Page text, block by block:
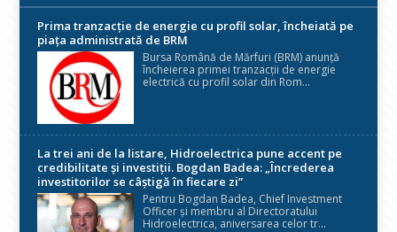
Prima tranzacție de energie cu profil solar, încheiată pe
piața administrată de BRM
Bursa Română de Mărfuri (BRM) anunță
încheierea primei tranzacții de energie
electrică cu profil solar din Rom...
La trei ani de la listare, Hidroelectrica pune accent pe
credibilitate și investiții. Bogdan Badea: „Încrederea
investitorilor se câștigă în fiecare zi”
Pentru Bogdan Badea, Chief Investment
Officer și membru al Directoratului
Hidroelectrica, aniversarea celor tr...